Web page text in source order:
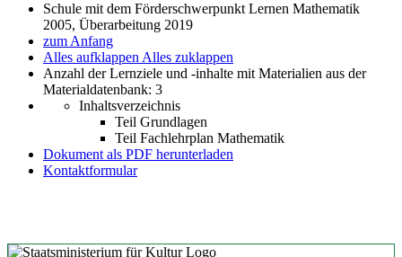
Schule mit dem Förderschwerpunkt Lernen Mathematik
2005, Überarbeitung 2019
zum Anfang
Alles aufklappen Alles zuklappen
Anzahl der Lernziele und -inhalte mit Materialien aus der
Materialdatenbank: 3
Inhaltsverzeichnis
Teil Grundlagen
Teil Fachlehrplan Mathematik
Dokument als PDF herunterladen
Kontaktformular